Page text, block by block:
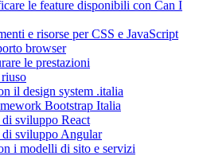
le feature disponibili con Can I
e risorse per CSS e JavaScript
browser
le prestazioni
il design system .italia
Bootstrap Italia
sviluppo React
sviluppo Angular
i modelli di sito e servizi